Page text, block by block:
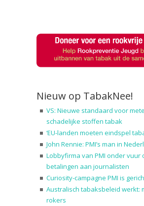
Nieuw op TabakNee!
VS: Nieuwe standaard voor
schadelijke stoffen tabak
‘EU-landen moeten eindspel
John Rennie: PMI’s man in
Lobbyfirma van PMI onder vuur
betalingen aan journalisten
Curiosity-campagne PMI is
Australisch tabaksbeleid werkt:
rokers